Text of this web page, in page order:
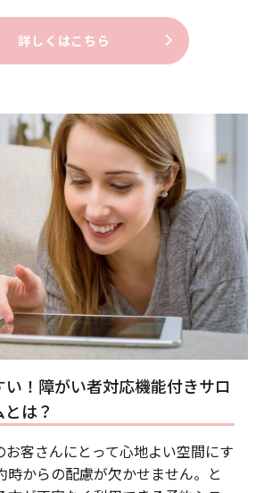
詳しくはこちら
！障がい者対応機能付きサロ
は？
お客さんにとって心地よい空間にす
時からの配慮が欠かせません。と